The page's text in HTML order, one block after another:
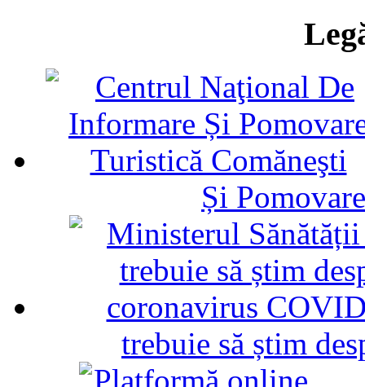
Și
trebuie să știm